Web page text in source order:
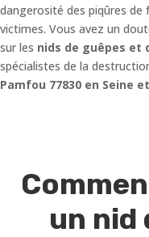
dangerosité des piqûres de
victimes. Vous avez un
sur les nids de guêpes et
spécialistes de la
Pamfou 77830 en Seine
un nid